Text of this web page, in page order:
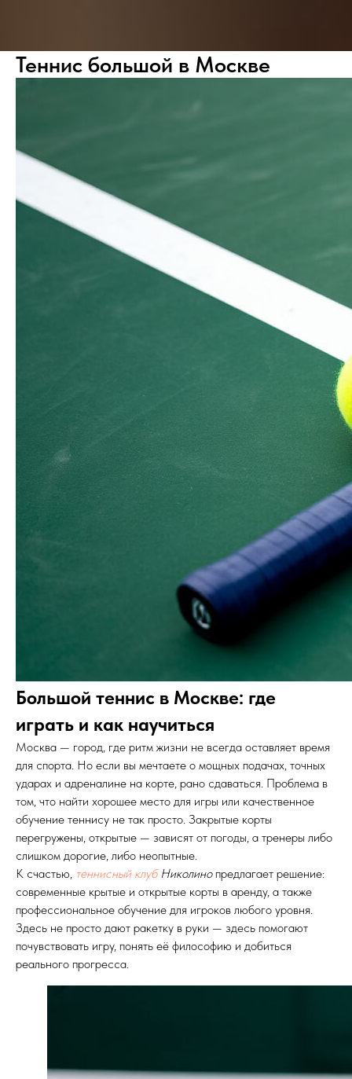
Теннис большой в Москве
Большой теннис в Москве: где
играть и как научиться
Москва — город, где ритм жизни не всегда оставляет время
для спорта. Но если вы мечтаете о мощных подачах, точных
ударах и адреналине на корте, рано сдаваться. Проблема в
том, что найти хорошее место для игры или качественное
обучение теннису не так просто. Закрытые корты
перегружены, открытые — зависят от погоды, а тренеры либо
слишком дорогие, либо неопытные.
К счастью, теннисный клубНиколинопредлагает решение:
современные крытые и открытые корты в аренду, а также
профессиональное обучение для игроков любого уровня.
Здесь не просто дают ракетку в руки — здесь помогают
почувствовать игру, понять её философию и добиться
реального прогресса.